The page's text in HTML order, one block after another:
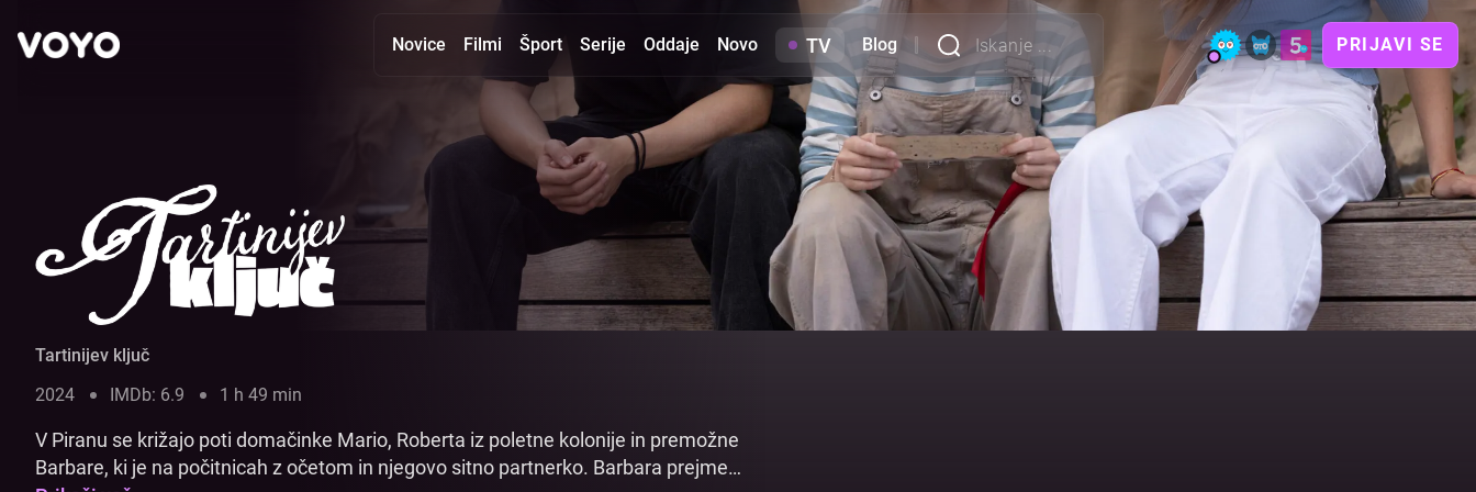
Tartinijev ključ - Glej film online | VOYO
Novice Filmi Šport Serije Oddaje Novo TV Blog PRIJAVI SE
Tartinijev ključ
2024
IMDb: 6.9 1 h 49 min
V Piranu se križajo poti domačinke Mario, Roberta iz poletne kolonije in premožne
Barbare, ki je na počitnicah z očetom in njegovo sitno partnerko. Barbara prejme